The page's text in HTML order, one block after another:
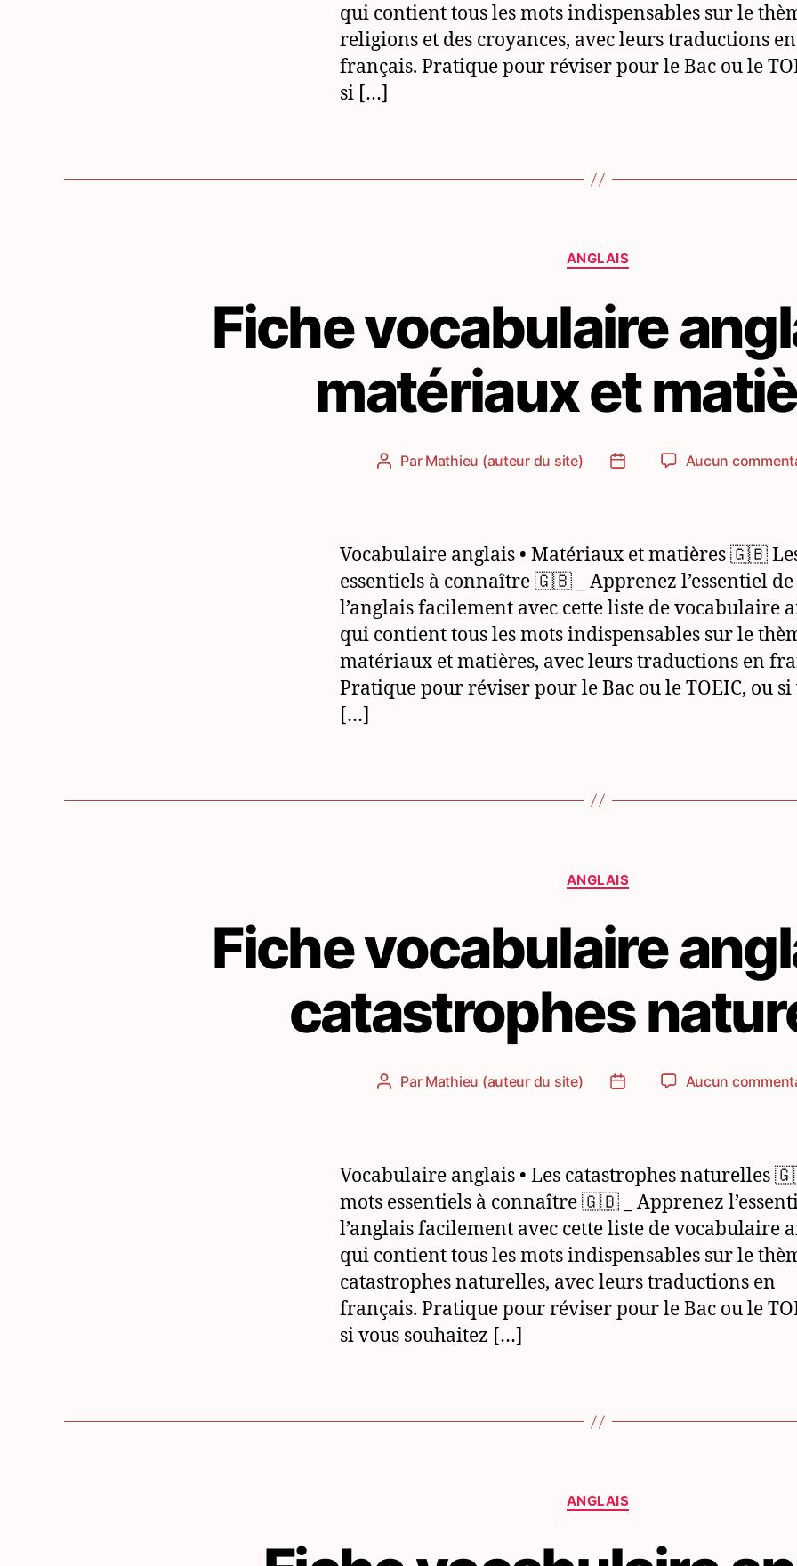
qui contient tous les mots indispensables sur le
religions et des croyances, avec leurs traductions en
français. Pratique pour réviser pour le Bac ou le
si […]
Catégories
ANGLAIS
Fiche vocabulaire
matériaux et
Auteur
Par Mathieu (auteur du site)
Date
Aucun
Vocabulaire anglais • Matériaux et matières 🇬🇧
essentiels à connaître 🇬🇧 _ Apprenez l’essentiel de
l’anglais facilement avec cette liste de vocabulaire
qui contient tous les mots indispensables sur le
matériaux et matières, avec leurs traductions en
Pratique pour réviser pour le Bac ou le TOEIC, ou si
[…]
Catégories
ANGLAIS
Fiche vocabulaire
catastrophes
Auteur
Par Mathieu (auteur du site)
Date
Aucun
Vocabulaire anglais • Les catastrophes naturelles
mots essentiels à connaître 🇬🇧 _ Apprenez
l’anglais facilement avec cette liste de vocabulaire
qui contient tous les mots indispensables sur le
catastrophes naturelles, avec leurs traductions en
français. Pratique pour réviser pour le Bac ou le
si vous souhaitez […]
Catégories
ANGLAIS